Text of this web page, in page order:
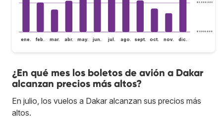
$ 1.000.000
$ 2.000.000
ene. feb. mar. abr. may. jun. jul. ago. sept. oct. nov. dic.
¿En qué mes los boletos de avión a Dakar
alcanzan precios más altos?
En julio, los vuelos a Dakar alcanzan sus precios más
altos.